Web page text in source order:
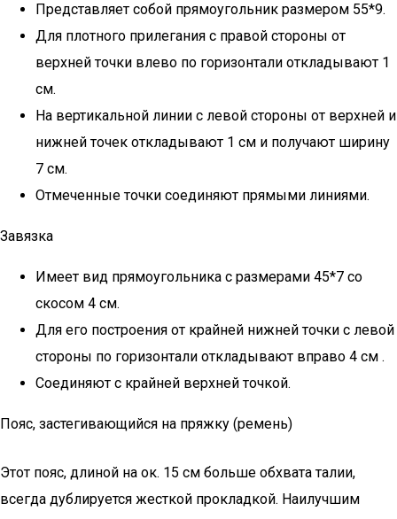
Представляет собой прямоугольник размером 55*9.
Для плотного прилегания с правой стороны от
верхней точки влево по горизонтали откладывают 1
см.
На вертикальной линии с левой стороны от верхней и
нижней точек откладывают 1 см и получают ширину
7 см.
Отмеченные точки соединяют прямыми линиями.
Завязка
Имеет вид прямоугольника с размерами 45*7 со
скосом 4 см.
Для его построения от крайней нижней точки с левой
стороны по горизонтали откладывают вправо 4 см .
Соединяют с крайней верхней точкой.
Пояс, застегивающийся на пряжку (ремень)
Этот пояс, длиной на ок. 15 см больше обхвата талии,
всегда дублируется жесткой прокладкой. Наилучшим